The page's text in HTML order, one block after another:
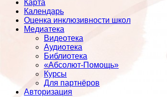
Карта
Календарь
Оценка инклюзивности школ
Медиатека
Видеотека
Аудиотека
Библиотека
«Абсолют-Помощь»
Курсы
Для партнёров
Авторизация